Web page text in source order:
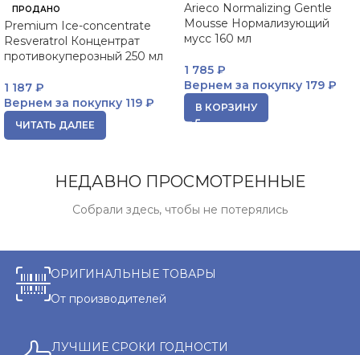
ПРОДАНО
Premium Ice-concentrate
Resveratrol Концентрат
противокуперозный 250 мл
1 187 ₽
Вернем за покупку 119 ₽
ЧИТАТЬ ДАЛЕЕ
Arieco Normalizing Gentle
Mousse Нормализующий
мусс 160 мл
1 785 ₽
Вернем за покупку 179 ₽
В КОРЗИНУ
НЕДАВНО ПРОСМОТРЕННЫЕ
Собрали здесь, чтобы не потерялись
ОРИГИНАЛЬНЫЕ ТОВАРЫ
От производителей
ЛУЧШИЕ СРОКИ ГОДНОСТИ